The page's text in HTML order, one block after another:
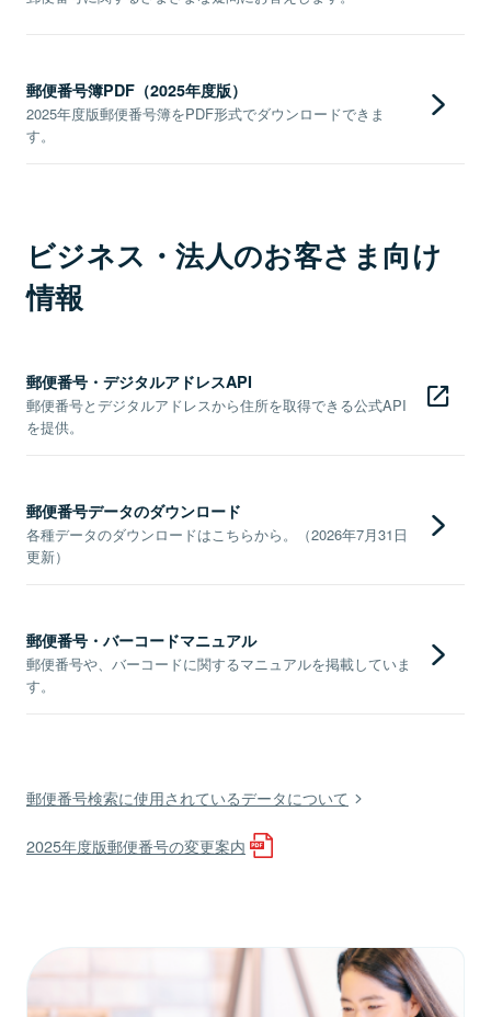
郵便番号簿PDF（2025年度版）
2025年度版郵便番号簿をPDF形式でダウンロードできま
す。
ビジネス・法人のお客さま向け
情報
郵便番号・デジタルアドレスAPI
郵便番号とデジタルアドレスから住所を取得できる公式API
を提供。
郵便番号データのダウンロード
各種データのダウンロードはこちらから。（2026年7月31日
更新）
郵便番号・バーコードマニュアル
郵便番号や、バーコードに関するマニュアルを掲載していま
す。
郵便番号検索に使用されているデータについて
2025年度版郵便番号の変更案内